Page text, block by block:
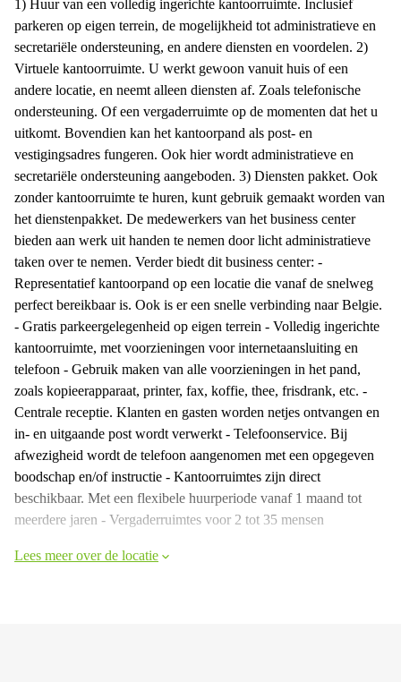
1) Huur van een volledig ingerichte kantoorruimte. Inclusief
parkeren op eigen terrein, de mogelijkheid tot administratieve en
secretariële ondersteuning, en andere diensten en voordelen. 2)
Virtuele kantoorruimte. U werkt gewoon vanuit huis of een
andere locatie, en neemt alleen diensten af. Zoals telefonische
ondersteuning. Of een vergaderruimte op de momenten dat het u
uitkomt. Bovendien kan het kantoorpand als post- en
vestigingsadres fungeren. Ook hier wordt administratieve en
secretariële ondersteuning aangeboden. 3) Diensten pakket. Ook
zonder kantoorruimte te huren, kunt gebruik gemaakt worden van
het dienstenpakket. De medewerkers van het business center
bieden aan werk uit handen te nemen door licht administratieve
taken over te nemen. Verder biedt dit business center: -
Representatief kantoorpand op een locatie die vanaf de snelweg
perfect bereikbaar is. Ook is er een snelle verbinding naar Belgie.
- Gratis parkeergelegenheid op eigen terrein - Volledig ingerichte
kantoorruimte, met voorzieningen voor internetaansluiting en
telefoon - Gebruik maken van alle voorzieningen in het pand,
zoals kopieerapparaat, printer, fax, koffie, thee, frisdrank, etc. -
Centrale receptie. Klanten en gasten worden netjes ontvangen en
in- en uitgaande post wordt verwerkt - Telefoonservice. Bij
afwezigheid wordt de telefoon aangenomen met een opgegeven
boodschap en/of instructie - Kantoorruimtes zijn direct
beschikbaar. Met een flexibele huurperiode vanaf 1 maand tot
meerdere jaren - Vergaderruimtes voor 2 tot 35 mensen
Lees meer over de locatie